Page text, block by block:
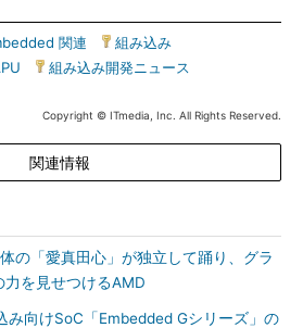
関連 組み込み
組み込み開発ニュース
Copyright © ITmedia, Inc. All Rights Reserved.
関連情報
の「愛真田心」が独立して踊り、グラ
力を見せつけるAMD
み向けSoC「Embedded Gシリーズ」の